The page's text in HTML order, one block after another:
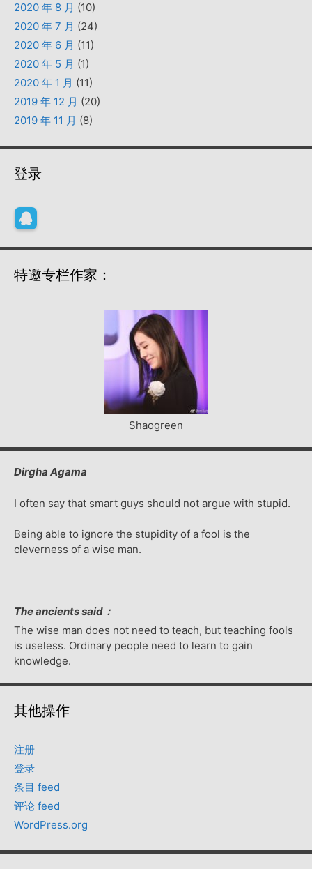
2020 年 8 月 (10)
2020 年 7 月 (24)
2020 年 6 月 (11)
2020 年 5 月 (1)
2020 年 1 月 (11)
2019 年 12 月 (20)
2019 年 11 月 (8)
登录
特邀专栏作家：
Shaogreen
Dirgha Agama
I often say that smart guys should not argue with stupid.
Being able to ignore the stupidity of a fool is the
cleverness of a wise man.
The ancients said：
The wise man does not need to teach, but teaching fools
is useless. Ordinary people need to learn to gain
knowledge.
其他操作
注册
登录
条目 feed
评论 feed
WordPress.org